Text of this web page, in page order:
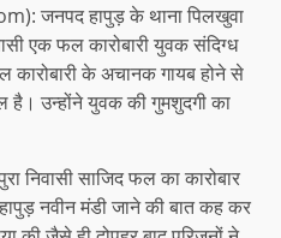
जनपद हापुड़ के थाना पिलखुवा
एक फल कारोबारी युवक संदिग्ध
कारोबारी के अचानक गायब होने से
है। उन्होंने युवक की गुमशुदगी का
निवासी साजिद फल का कारोबार
नवीन मंडी जाने की बात कह कर